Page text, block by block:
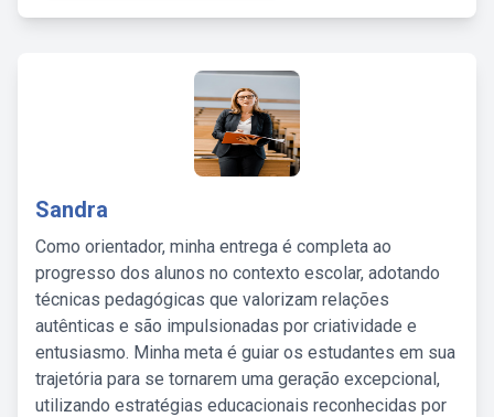
Sandra
Como orientador, minha entrega é completa ao
progresso dos alunos no contexto escolar, adotando
técnicas pedagógicas que valorizam relações
autênticas e são impulsionadas por criatividade e
entusiasmo. Minha meta é guiar os estudantes em sua
trajetória para se tornarem uma geração excepcional,
utilizando estratégias educacionais reconhecidas por